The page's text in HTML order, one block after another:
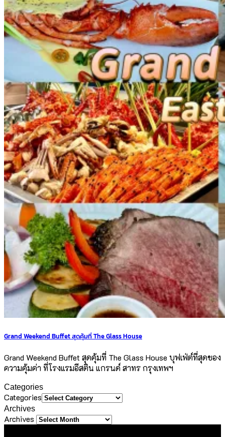
Grand Weekend Buffet สุดคุ้มที่ The Glass House
Grand Weekend Buffet สุดคุ้มที่ The Glass House บุฟเฟ่ต์ที่สุดของ
ความคุ้มค่า ที่โรงแรมอีสติน แกรนด์ สาทร กรุงเทพฯ
Categories
Categories
Archives
Archives